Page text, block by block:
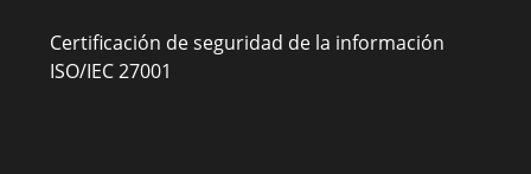
Certificación de seguridad de la información
ISO/IEC 27001